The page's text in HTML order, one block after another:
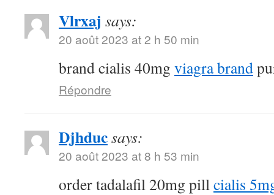
Vlrxaj says:
20 août 2023 at 2 h 50 min
brand cialis 40mg viagra brand
Répondre
Djhducsays:
20 août 2023 at 8 h 53 min
order tadalafil 20mg pillcialis